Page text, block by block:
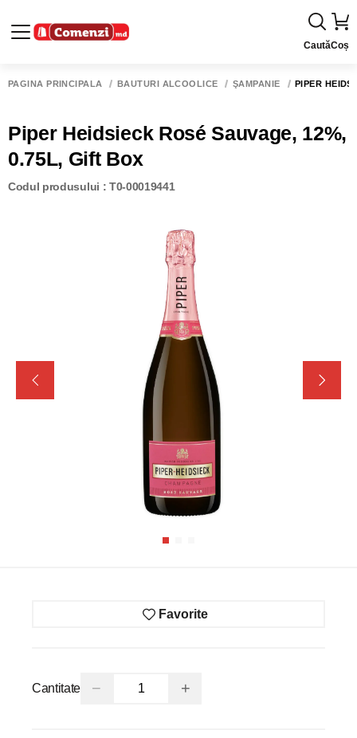
CautăCoș
PAGINA PRINCIPALĂ BĂUTURI ALCOOLICE ŞAMPANIE PIPER
Piper Heidsieck Rosé Sauvage, 12%,
0.75L, Gift Box
Codul produsului : T0-00019441
Favorite
Cantitate − +